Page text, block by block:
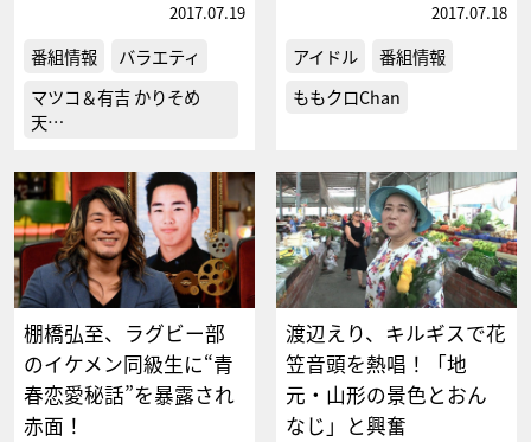
2017.07.19
番組情報
バラエティ
マツコ＆有吉 かりそめ
天…
2017.07.18
アイドル
番組情報
ももクロChan
棚橋弘至、ラグビー部
のイケメン同級生に“青
春恋愛秘話”を暴露され
赤面！
渡辺えり、キルギスで花
笠音頭を熱唱！「地
元・山形の景色とおん
なじ」と興奮